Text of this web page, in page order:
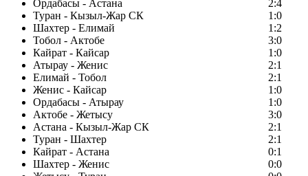
Ордабасы - Астана
2:4
Туран - Кызыл-Жар СК
1:0
Шахтер - Елимай
1:2
Тобол - Актобе
3:0
Кайрат - Кайсар
1:0
Атырау - Женис
2:1
Елимай - Тобол
2:1
Женис - Кайсар
1:0
Ордабасы - Атырау
1:0
Актобе - Жетысу
3:0
Астана - Кызыл-Жар СК
2:1
Туран - Шахтер
2:1
Кайрат - Астана
0:1
Шахтер - Женис
0:0